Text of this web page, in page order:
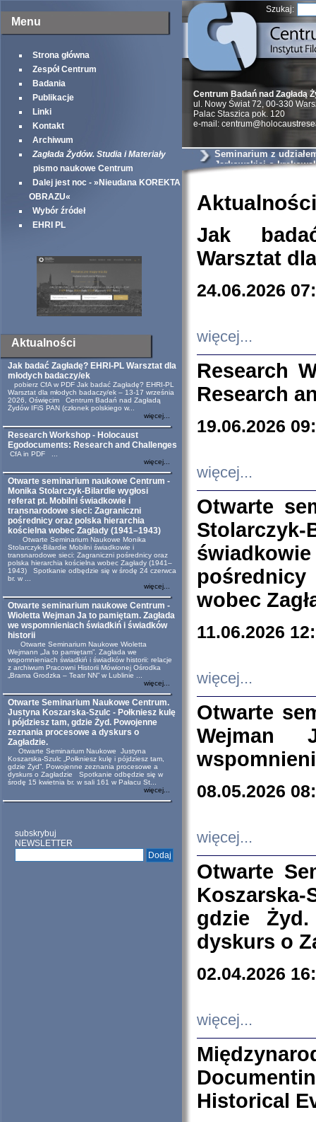
Menu
Strona główna
Zespół Centrum
Badania
Publikacje
Linki
Kontakt
Archiwum
Zagłada Żydów. Studia i Materiały
pismo naukowe Centrum
Dalej jest noc - »Nieudana KOREKTA
OBRAZU«
Wybór źródeł
EHRI PL
Aktualności
Jak badać Zagładę? EHRI-PL Warsztat dla
młodych badaczy/ek
pobierz CfA w PDF Jak badać Zagładę? EHRI-PL
Warsztat dla młodych badaczy/ek – 13-17 września
2026, Oświęcim Centrum Badań nad Zagładą
Żydów IFiS PAN (członek polskiego w...
więcej...
Research Workshop - Holocaust
Egodocuments: Research and Challenges
CfA in PDF ...
więcej...
Otwarte seminarium naukowe Centrum -
Monika Stolarczyk-Bilardie wygłosi
referat pt. Mobilni świadkowie i
transnarodowe sieci: Zagraniczni
pośrednicy oraz polska hierarchia
kościelna wobec Zagłady (1941–1943)
Otwarte Seminarium Naukowe Monika
Stolarczyk-Bilardie Mobilni świadkowie i
transnarodowe sieci: Zagraniczni pośrednicy oraz
polska hierarchia kościelna wobec Zagłady (1941–
1943) Spotkanie odbędzie się w środę 24 czerwca
br. w ...
więcej...
Otwarte seminarium naukowe Centrum -
Wioletta Wejman Ja to pamiętam. Zagłada
we wspomnieniach świadkiń i świadków
historii
Otwarte Seminarium Naukowe Wioletta
Wejmann „Ja to pamiętam”. Zagłada we
wspomnieniach świadkiń i świadków historii: relacje
z archiwum Pracowni Historii Mówionej Ośrodka
„Brama Grodzka – Teatr NN” w Lublinie ...
więcej...
Otwarte Seminarium Naukowe Centrum.
Justyna Koszarska-Szulc - Połkniesz kulę
i pójdziesz tam, gdzie Żyd. Powojenne
zeznania procesowe a dyskurs o
Zagładzie.
Otwarte Seminarium Naukowe Justyna
Koszarska-Szulc „Połkniesz kulę i pójdziesz tam,
gdzie Żyd”. Powojenne zeznania procesowe a
dyskurs o Zagładzie Spotkanie odbędzie się w
środę 15 kwietnia br. w sali 161 w Pałacu St...
więcej...
subskrybuj
NEWSLETTER
Szukaj:
Centrum Badań nad Zagładą
ul. Nowy Świat 72, 00-330
Palac Staszica pok. 120
e-mail:
Seminarium z
Jarkowskiej o
Aktualności
Jak
Warsztat
24.06.2026
więcej...
Research
Research
19.06.2026
więcej...
Otwarte
wobec
11.06.2026
więcej...
Otwarte
Wejman
08.05.2026
więcej...
Otwarte
Koszarska-
gdzie
dyskurs o
02.04.2026
więcej...
Historical